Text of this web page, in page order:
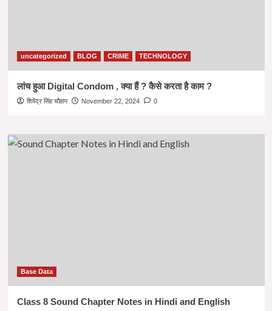
uncategorized BLOG CRIME TECHNOLOGY
लांच हुआ Digital Condom , क्या हैं ? कैसे करता है काम ?
शिवेंद्र सिंह चौहान November 22, 2024 0
Base Data
Class 8 Sound Chapter Notes in Hindi and English